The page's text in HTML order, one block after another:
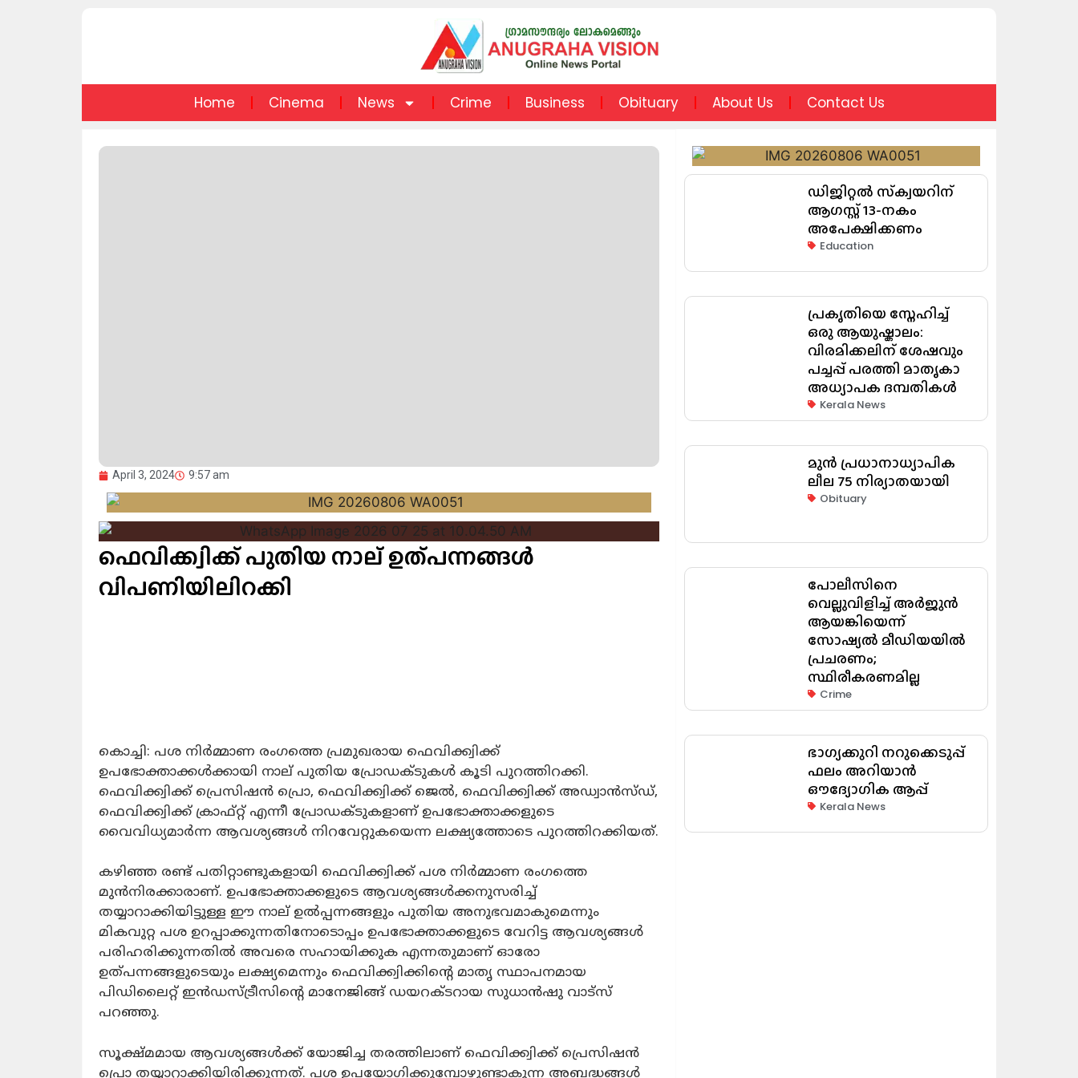
Home Cinema News Crime Business Obituary About Us Contact Us
April 3, 2024 9:57 am
ഫെവിക്ക്വിക്ക്‌ പുതിയ നാല് ഉത്പന്നങ്ങൾ
വിപണിയിലിറക്കി
കൊച്ചി: പശ നിർമ്മാണ രംഗത്തെ പ്രമുഖരായ ഫെവിക്ക്വിക്ക്‌
ഉപഭോക്താക്കള്‍ക്കായി നാല്‌ പുതിയ പ്രോഡക്ടുകൾ കൂടി പുറത്തിറക്കി.
ഫെവിക്ക്വിക്ക്‌ പ്രെസിഷന്‍ പ്രൊ, ഫെവിക്ക്വിക്ക്‌ ജെല്‍, ഫെവിക്ക്വിക്ക്‌ അഡ്വാന്‍സ്‌ഡ്‌,
ഫെവിക്ക്വിക്ക്‌ ക്രാഫ്‌റ്റ്‌ എന്നീ പ്രോഡക്ടുകളാണ് ഉപഭോക്താക്കളുടെ
വൈവിധ്യമാര്‍ന്ന ആവശ്യങ്ങള്‍ നിറവേറ്റുകയെന്ന ലക്ഷ്യത്തോടെ പുറത്തിറക്കിയത്.
കഴിഞ്ഞ രണ്ട്‌ പതിറ്റാണ്ടുകളായി ഫെവിക്ക്വിക്ക്‌ പശ നിര്‍മ്മാണ രംഗത്തെ
മുന്‍നിരക്കാരാണ്‌. ഉപഭോക്താക്കളുടെ ആവശ്യങ്ങള്‍ക്കനുസരിച്ച്‌
തയ്യാറാക്കിയിട്ടുള്ള ഈ നാല്‌ ഉല്‍പ്പന്നങ്ങളും പുതിയ അനുഭവമാകുമെന്നും
മികവുറ്റ പശ ഉറപ്പാക്കുന്നതിനോടൊപ്പം ഉപഭോക്താക്കളുടെ വേറിട്ട ആവശ്യങ്ങള്‍
പരിഹരിക്കുന്നതില്‍ അവരെ സഹായിക്കുക എന്നതുമാണ്‌ ഓരോ
ഉത്പന്നങ്ങളുടെയും ലക്ഷ്യമെന്നും ഫെവിക്ക്വിക്കിന്റെ മാതൃ സ്ഥാപനമായ
പിഡിലൈറ്റ്‌ ഇന്‍ഡസ്‌ട്രീസിന്റെ മാനേജിങ്ങ്‌ ഡയറക്ടറായ സുധാന്‍ഷു വാട്‌സ്‌
പറഞ്ഞു.
സൂക്ഷ്‌മമായ ആവശ്യങ്ങള്‍ക്ക്‌ യോജിച്ച തരത്തിലാണ്‌ ഫെവിക്ക്വിക്ക്‌ പ്രെസിഷന്‍
പ്രൊ തയ്യാറാക്കിയിരിക്കുന്നത്‌. പശ ഉപയോഗിക്കുമ്പോഴുണ്ടാകുന്ന അബദ്ധങ്ങള്‍
ഡിജിറ്റൽ സ്‌ക്വയറിന്
ആഗസ്റ്റ് 13-നകം
അപേക്ഷിക്കണം
Education
പ്രകൃതിയെ സ്നേഹിച്ച്
ഒരു ആയുഷ്കാലം:
വിരമിക്കലിന് ശേഷവും
പച്ചപ്പ് പരത്തി മാതൃകാ
അധ്യാപക ദമ്പതികൾ
Kerala News
മുൻ പ്രധാനാധ്യാപിക
ലീല 75 നിര്യാതയായി
Obituary
പോലീസിനെ
വെല്ലുവിളിച്ച് അർജുൻ
ആയങ്കിയെന്ന്
സോഷ്യൽ മീഡിയയിൽ
പ്രചരണം;
സ്ഥിരീകരണമില്ല
Crime
ഭാഗ്യക്കുറി നറുക്കെടുപ്പ്
ഫലം അറിയാൻ
ഔദ്യോഗിക ആപ്പ്
Kerala News